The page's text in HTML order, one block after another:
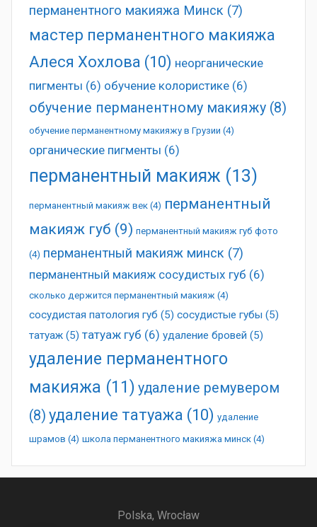
перманентного макияжа Минск (7)
мастер перманентного макияжа
Алеся Хохлова (10) неорганические
пигменты (6) обучение колористике (6)
обучение перманентному макияжу (8)
обучение перманентному макияжу в Грузии (4)
органические пигменты (6)
перманентный макияж (13)
перманентный макияж век (4) перманентный
макияж губ (9) перманентный макияж губ фото
(4) перманентный макияж минск (7)
перманентный макияж сосудистых губ (6)
сколько держится перманентный макияж (4)
сосудистая патология губ (5) сосудистые губы (5)
татуаж (5) татуаж губ (6) удаление бровей (5)
удаление перманентного
макияжа (11) удаление ремувером
(8) удаление татуажа (10) удаление
шрамов (4) школа перманентного макияжа минск (4)
Polska, Wrocław